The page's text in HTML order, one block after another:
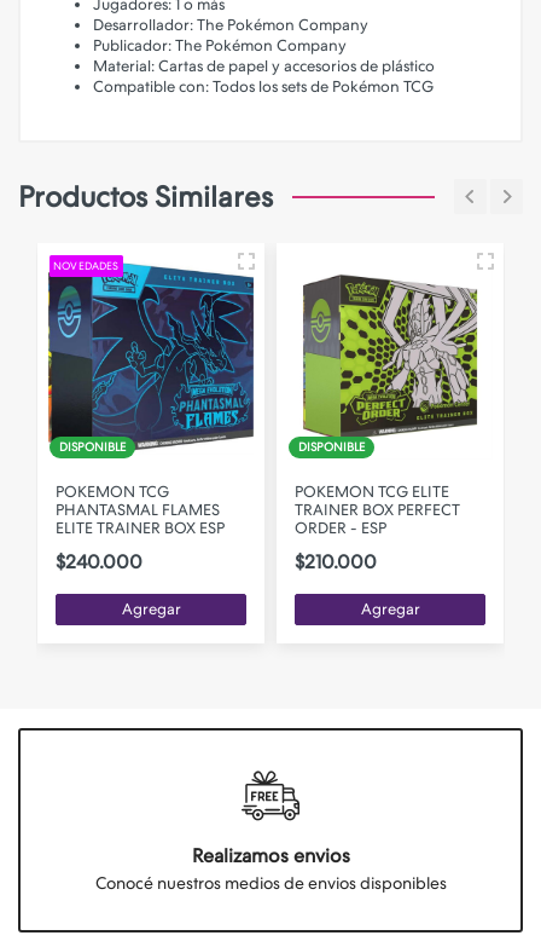
Jugadores: 1 o más
Desarrollador: The Pokémon Company
Publicador: The Pokémon Company
Material: Cartas de papel y accesorios de plástico
Compatible con: Todos los sets de Pokémon TCG
Productos Similares
NOVEDADES
DISPONIBLE
POKEMON TCG
PHANTASMAL FLAMES
ELITE TRAINER BOX ESP
$240.000
Agregar
DISPONIBLE
POKEMON TCG ELITE
TRAINER BOX PERFECT
ORDER - ESP
$210.000
Agregar
Realizamos envios
Conocé nuestros medios de envios disponibles